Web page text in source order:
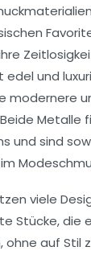
edel und
modernere
Metalle
und sind
viele
Stücke, die
auf Stil